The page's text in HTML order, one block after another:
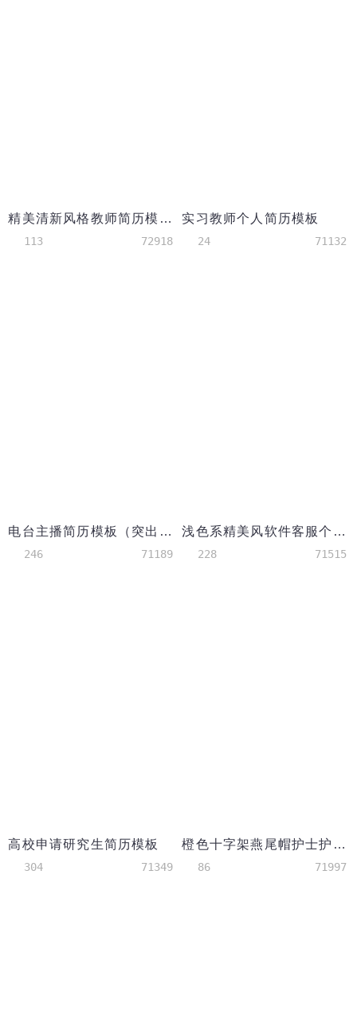
精美清新风格教师简历模板
113 72918
实习教师个人简历模板
24 71132
电台主播简历模板（突出获奖经历，实习经历）
246 71189
浅色系精美风软件客服个人简历模板
228 71515
高校申请研究生简历模板
304 71349
橙色十字架燕尾帽护士护理简历模板
86 71997